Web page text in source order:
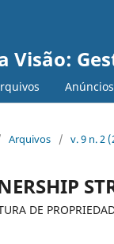
Visão:
Anúncios
Arquivos / v. 9 n. 2
DE